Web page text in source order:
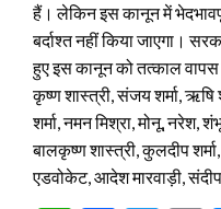
हैं। लेकिन इस कानून में
बर्दाश्त नहीं किया जाएगा।
हुए इस कानून को तत्काल वापस
कृष्ण शास्त्री, संजय शर्मा, ऋषि
शर्मा, नमन मिश्रा, मोनू, नरेश,
बालकृष्ण शास्त्री, कुलदीप
एडवोकेट, आदेश मारवाड़ी,